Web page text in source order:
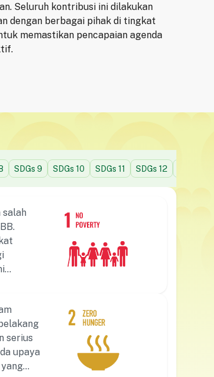
Seluruh kontribusi ini dilakukan
dengan berbagai pihak di tingkat
memastikan pencapaian agenda
SDGs 9 SDGs 10 SDGs 11 SDGs 12
salah
tujuan
serius
upaya